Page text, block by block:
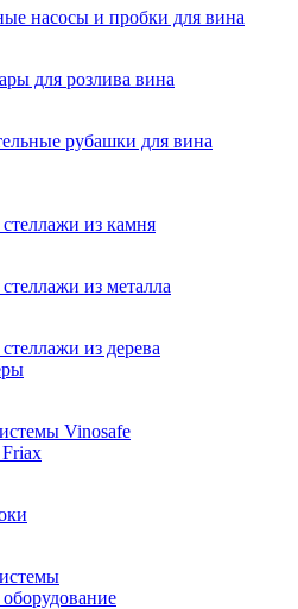
насосы и пробки для вина
для розлива вина
рубашки для вина
из камня
из металла
из дерева
Vinosafe